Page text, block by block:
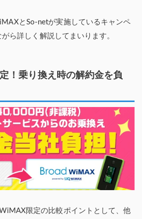
とSo-netが実施しているキャンペ
ら詳しく解説してまいります。
！乗り換え時の解約金を負
限定の比較ポイントとして、他